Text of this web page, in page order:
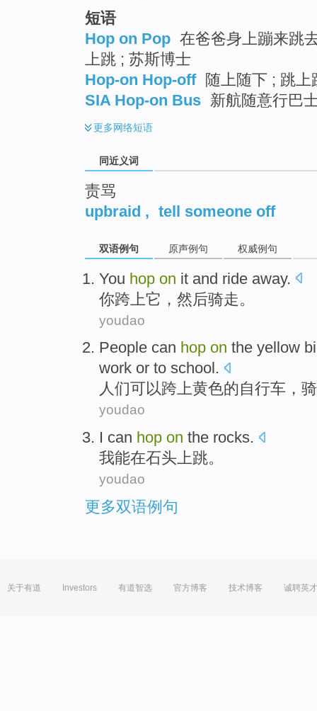
短语
Hop on Pop 在爸爸身上蹦来跳
上跳 ; 苏斯博士
Hop-on Hop-off 随上随下 ; 跳上
SIA Hop-on Bus 新航随意行巴
更多网络短语
同近义词
责骂
upbraid , tell someone off
双语例句 原声例句 权威例句
You hop on it and ride away.
你跨上它，然后骑走。
youdao
People can hop on the yellow
work or to school.
人们可以跨上黄色的自行车，
youdao
I can hop on the rocks.
我能在石头上跳。
youdao
更多双语例句
关于有道 Investors 有道智选 官方博客 技术博客 诚聘英才